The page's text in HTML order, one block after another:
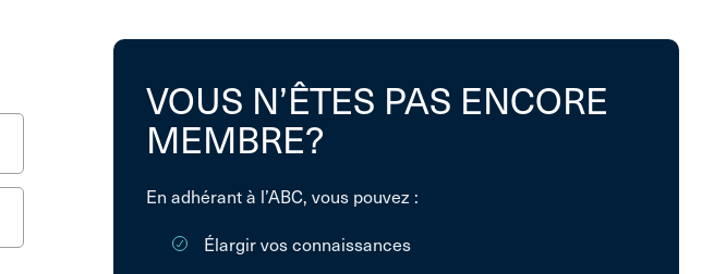
VOUS N’ÊTES PAS ENCORE
MEMBRE?
En adhérant à l’ABC, vous pouvez :
Élargir vos connaissances